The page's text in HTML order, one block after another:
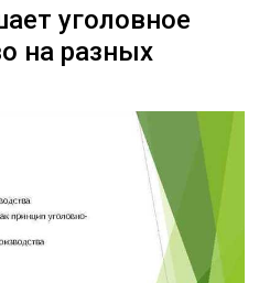
уголовное
на разных